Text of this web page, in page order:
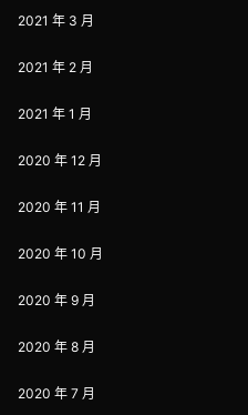
2021 年 3 月
2021 年 2 月
2021 年 1 月
2020 年 12 月
2020 年 11 月
2020 年 10 月
2020 年 9 月
2020 年 8 月
2020 年 7 月